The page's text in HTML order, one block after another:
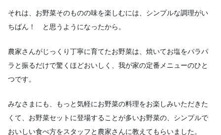
それは、お野菜そのものの味を楽しむには、シンプルな調理がい
ちばん！ と思うようになったから。
農家さんがじっくり丁寧に育てたお野菜は、焼いてお塩をパラパ
ラと振るだけで驚くほどおいしく、我が家の定番メニューのひと
つです。
みなさまにも、もっと気軽にお野菜の料理をお楽しみいただきた
くて、お野菜セットに登場することが多いお野菜の、シンプルで
おいしい食べ方をスタッフと農家さんに教えてもらいました。